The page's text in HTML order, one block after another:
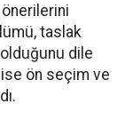
taslak
dile
ise ön seçim ve